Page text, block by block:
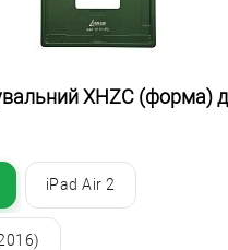
XHZC (форма)
iPad Air 2